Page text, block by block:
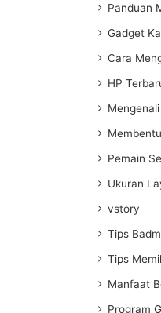
Panduan
Gadget
Cara
HP
Pemain
Ukuran
vstory
Tips
Tips
Manfaat
Program